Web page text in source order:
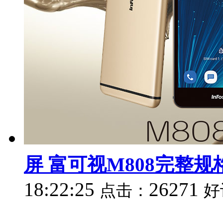
屏 富可视M808完整规
18:22:25 点击： 26271